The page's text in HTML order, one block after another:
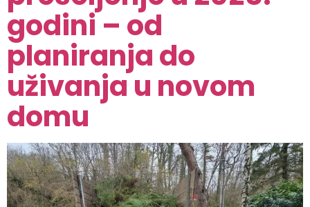
godini – od
planiranja do
uživanja u novom
domu